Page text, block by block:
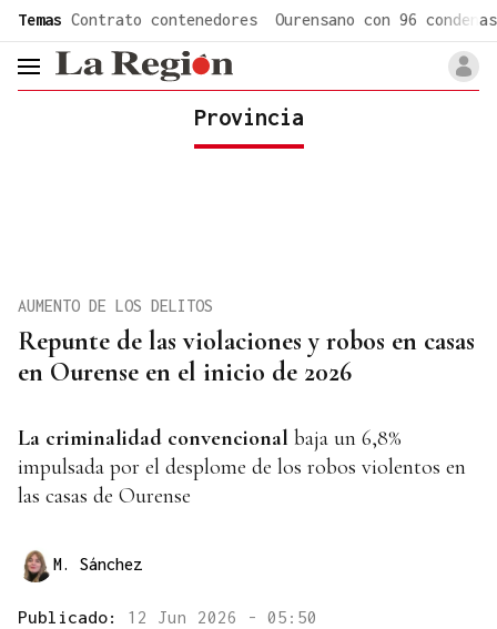
Temas Contrato contenedores Ourensano con 96 condenas
header.menu.open
Provincia
Repunte de las violaciones y robos en casas
en Ourense en el inicio de 2026
AUMENTO DE LOS DELITOS
La criminalidad convencional baja un 6,8%
impulsada por el desplome de los robos violentos en
las casas de Ourense
M. Sánchez
Publicado: 12 Jun 2026 - 05:50